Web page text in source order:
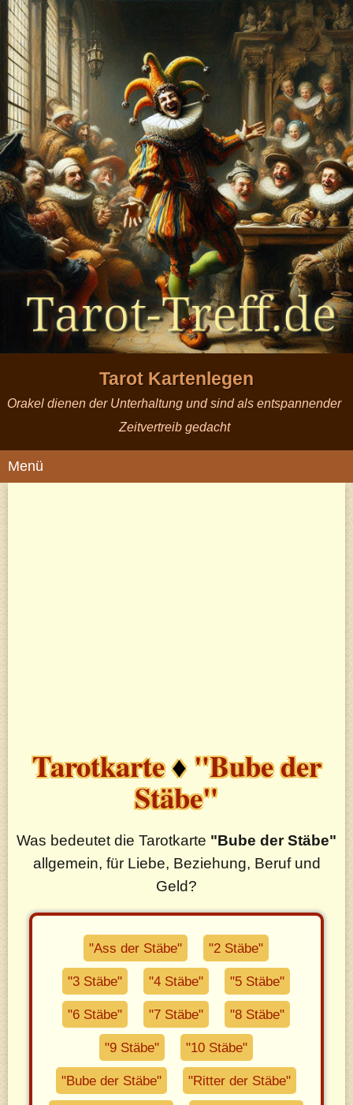
Tarotkarte♦"Bube der
Stäbe"
Was bedeutet die Tarotkarte "Bube der Stäbe"
allgemein, für Liebe, Beziehung, Beruf und
Geld?
"Ass der Stäbe" "2 Stäbe"
"3 Stäbe" "4 Stäbe" "5 Stäbe"
"6 Stäbe" "7 Stäbe" "8 Stäbe"
"9 Stäbe" "10 Stäbe"
"Bube der Stäbe" "Ritter der Stäbe"
Tarot Kartenlegen
Orakel dienen der Unterhaltung und sind als entspannender
Zeitvertreib gedacht
Menü